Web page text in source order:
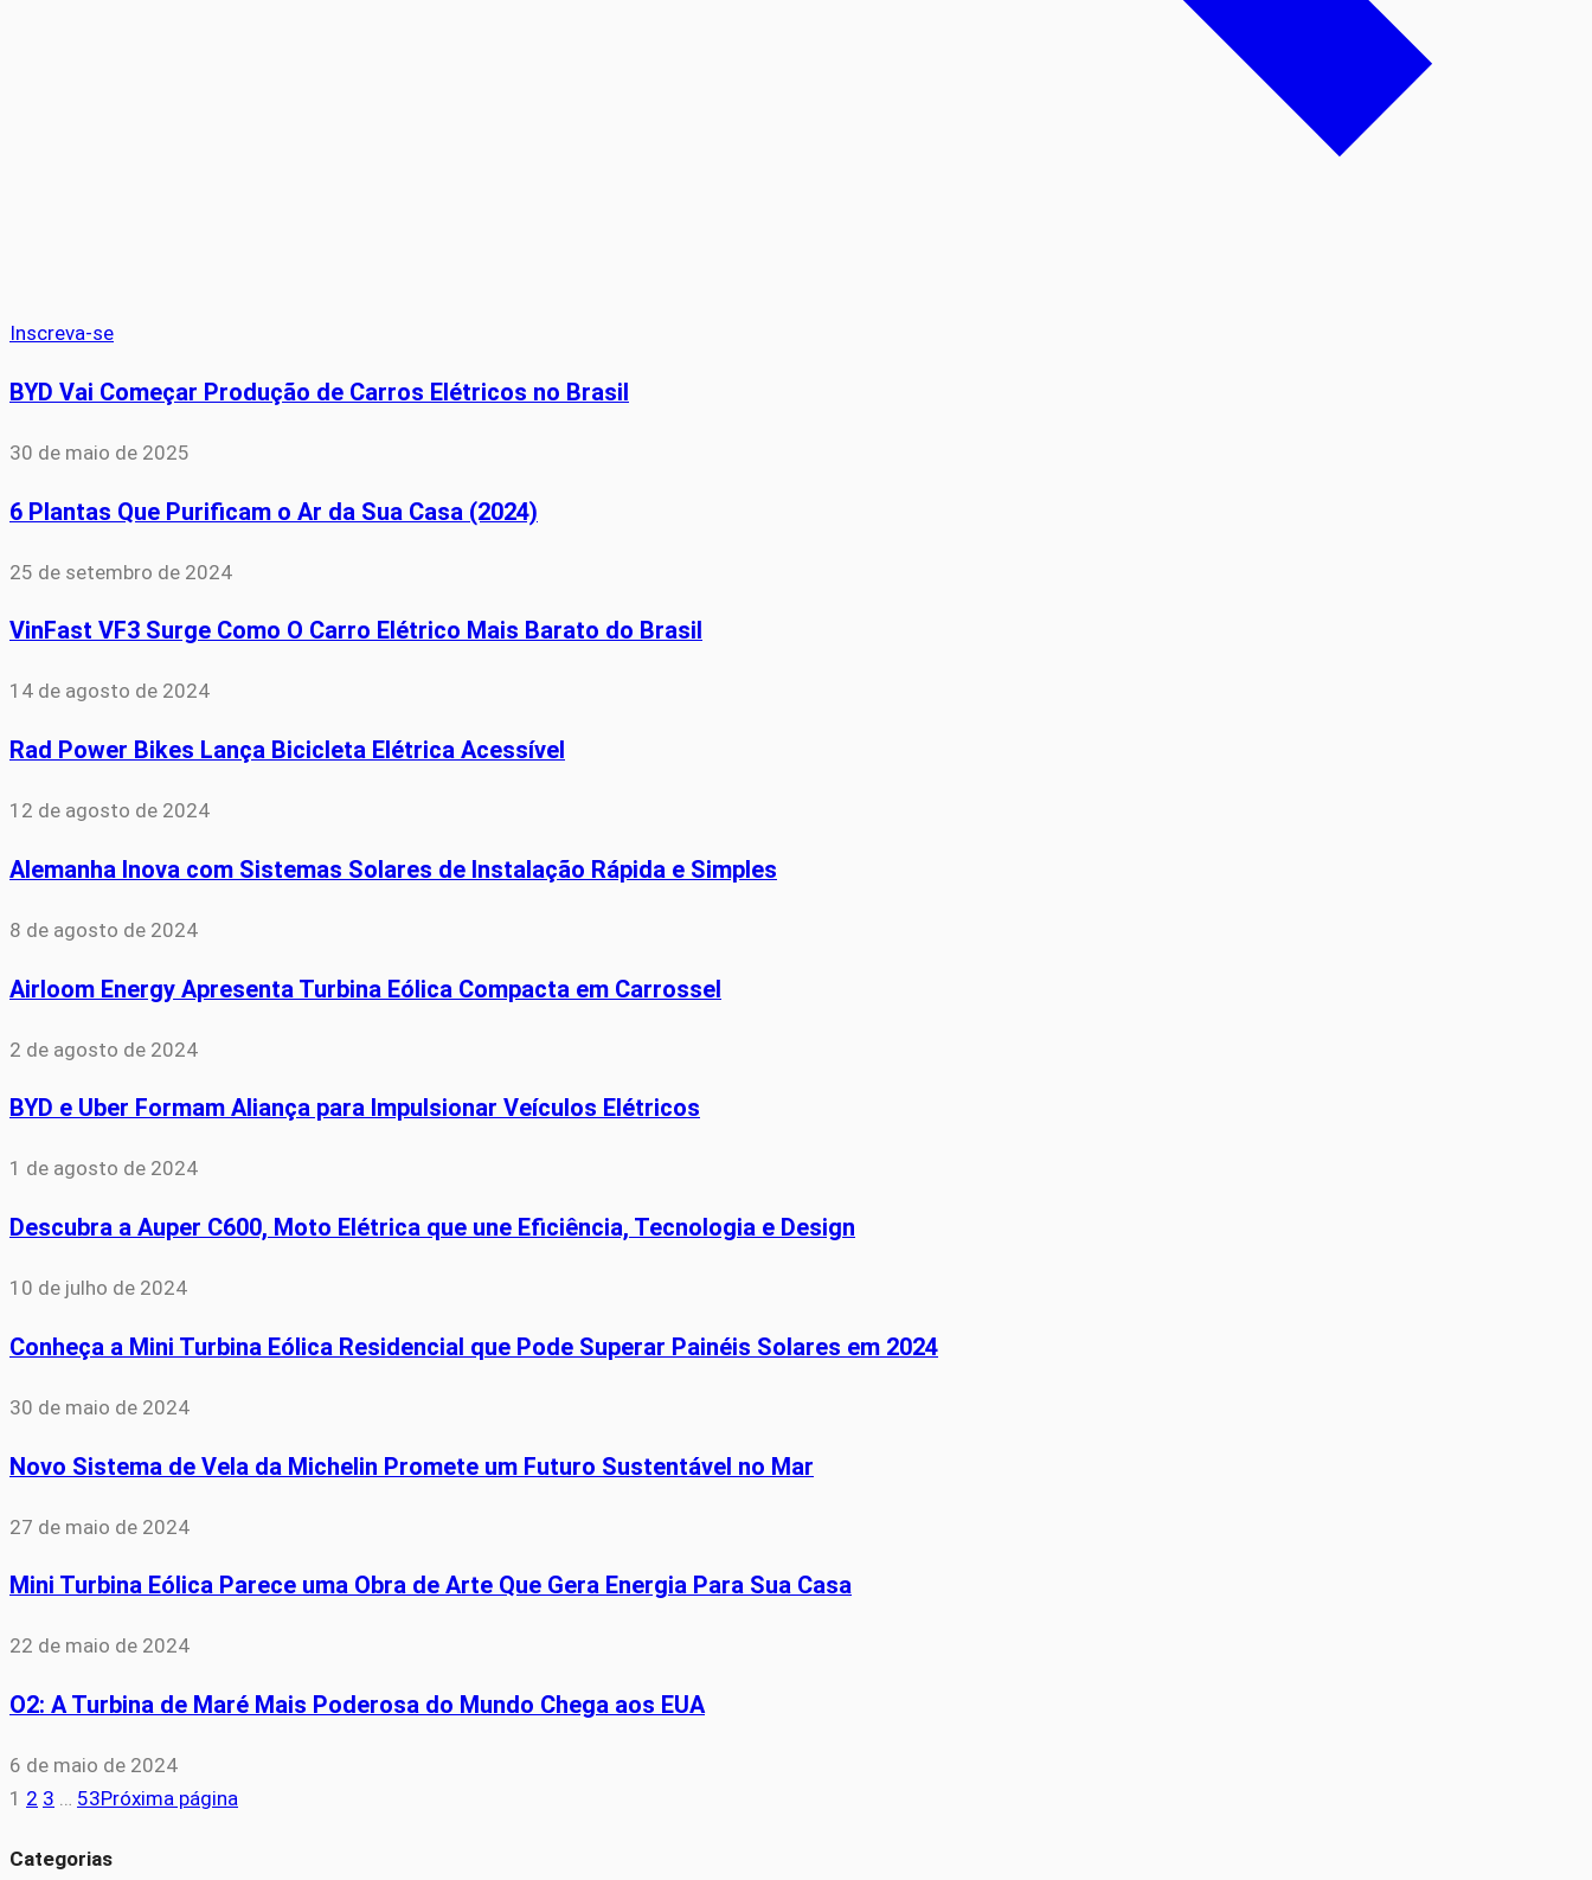
Inscreva-se
BYD Vai Começar Produção de Carros Elétricos no Brasil
30 de maio de 2025
6 Plantas Que Purificam o Ar da Sua Casa (2024)
25 de setembro de 2024
VinFast VF3 Surge Como O Carro Elétrico Mais Barato do Brasil
14 de agosto de 2024
Rad Power Bikes Lança Bicicleta Elétrica Acessível
12 de agosto de 2024
Alemanha Inova com Sistemas Solares de Instalação Rápida e Simples
8 de agosto de 2024
Airloom Energy Apresenta Turbina Eólica Compacta em Carrossel
2 de agosto de 2024
BYD e Uber Formam Aliança para Impulsionar Veículos Elétricos
1 de agosto de 2024
Descubra a Auper C600, Moto Elétrica que une Eficiência, Tecnologia e Design
10 de julho de 2024
Conheça a Mini Turbina Eólica Residencial que Pode Superar Painéis Solares em 2024
30 de maio de 2024
Novo Sistema de Vela da Michelin Promete um Futuro Sustentável no Mar
27 de maio de 2024
Mini Turbina Eólica Parece uma Obra de Arte Que Gera Energia Para Sua Casa
22 de maio de 2024
O2: A Turbina de Maré Mais Poderosa do Mundo Chega aos EUA
6 de maio de 2024
1 2 3 … 53Próxima página
Categorias